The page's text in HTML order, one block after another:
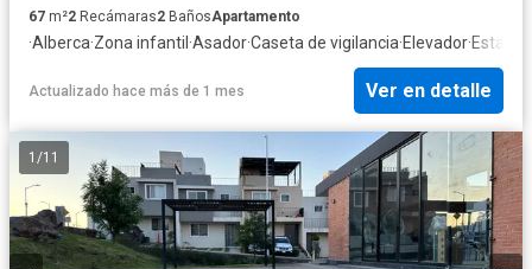
67 m²2 Recámaras2 BañosApartamento
·Alberca·Zona infantil ·Asador·Caseta de vigilancia·Elevador·
Actualizado hace más de 1 mes Ver en detalle
1 /11